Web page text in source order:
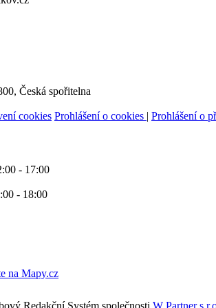
Česká spořitelna
cookies Prohlášení o cookies | Prohlášení o
- 17:00
- 18:00
Redakční Systém společnosti W Partner